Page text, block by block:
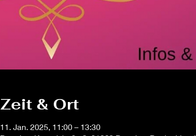
Zeit & Ort
11. Jan. 2025, 11:00 – 13:30